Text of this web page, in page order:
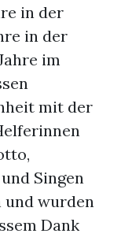
in der
in der
im
mit der
Singen
und wurden
Dank